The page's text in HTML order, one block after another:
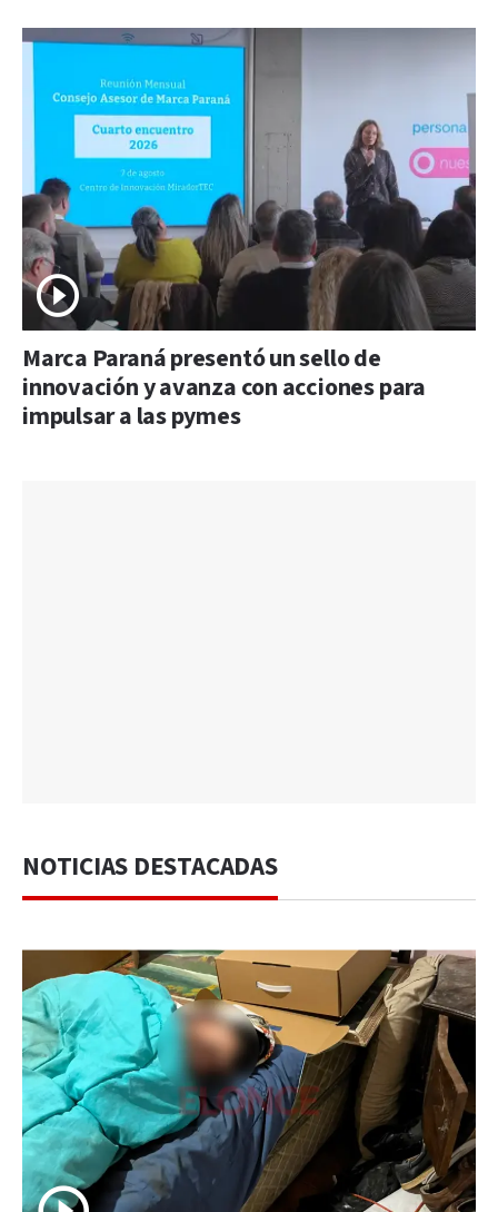
Marca Paraná presentó un sello de
innovación y avanza con acciones para
impulsar a las pymes
NOTICIAS DESTACADAS